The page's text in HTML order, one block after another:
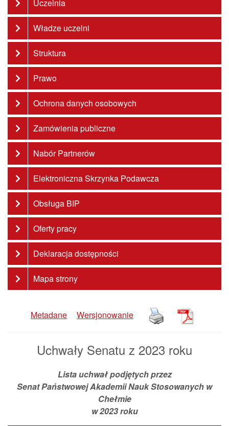
Uczelnia
Władze uczelni
Struktura
Prawo
Ochrona danych osobowych
Zamówienia publiczne
Nabór Partnerów
Elektroniczna Skrzynka Podawcza
Obsługa BIP
Oferty pracy
Deklaracja dostępności
Mapa strony
Metadane Wersjonowanie
Uchwały Senatu z 2023 roku
Lista uchwał podjętych przez
Senat Państwowej Akademii Nauk Stosowanych w
Chełmie
w 2023 roku